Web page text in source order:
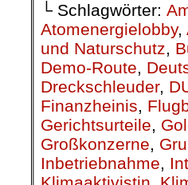
└ Schlagwörter:
Atomenergielobby,
und Naturschutz,
Demo-Route,
Dreckschleuder,
Finanzheinis,
Gerichtsurteile,
Großkonzerne,
Inbetriebnahme,